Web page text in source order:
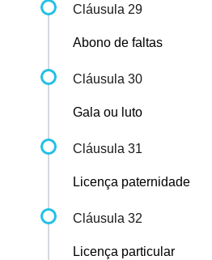
Cláusula 29
Abono de faltas
Cláusula 30
Gala ou luto
Cláusula 31
Licença paternidade
Cláusula 32
Licença particular